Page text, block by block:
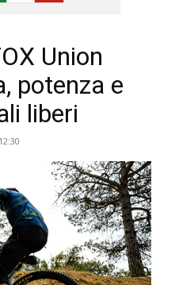
Union
potenza e
liberi